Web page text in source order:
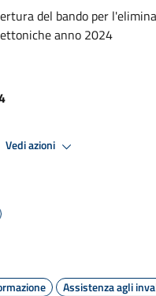
del bando per
anno 2024
Vedi azioni
Assistenza agli